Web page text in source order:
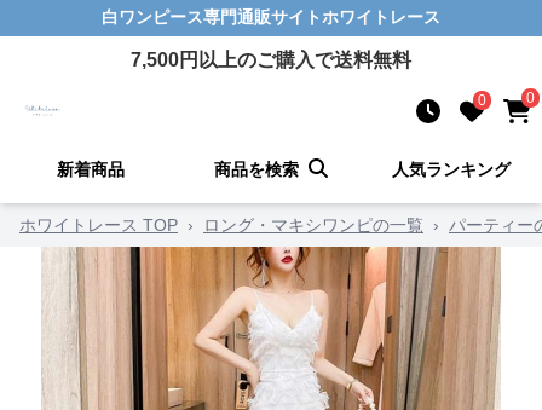
白ワンピース専門通販サイトホワイトレース
7,500円以上のご購入で送料無料
0 0
新着商品 商品を検索 人気ランキング
ホワイトレース TOP › ロング・マキシワンピの一覧 › パーティー